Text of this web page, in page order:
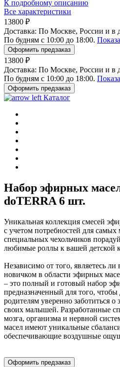
К подробному описанию
Все характеристики
13800 ₽
Доставка: По Москве, России и в
По будням с 10:00 до 18:00.
Оформить предзаказ
13800 ₽
Доставка: По Москве, России и в
По будням с 10:00 до 18:00.
Оформить предзаказ
Каталог
Набор эфирных
doTERRA 6 шт.
Уникальная коллекция смесей
с учетом потребностей для
специальных чехольчиков
любимые роллы к вашей детской
Независимо от того, являетесь
новичком в области эфирных
– это полный и готовый набор
предназначенный для того, чтобы
родителям уверенно заботиться о
своих малышей. Разработанные
мозга, организма и нервной
масел имеют уникальные
обеспечивающие воздушные
Оформить предзаказ